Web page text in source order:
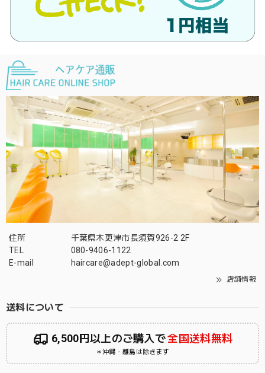
住所
千葉県木更津市長須賀926-2 2F
TEL
080-9406-1122
E-mail
haircare@adept-global.com
店舗情報
送料について
6,500円以上のご購入で全国送料無料
＊沖縄・離島は除きます